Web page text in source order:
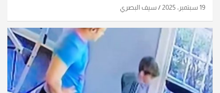
19 سبتمبر، 2025 سيف البصري